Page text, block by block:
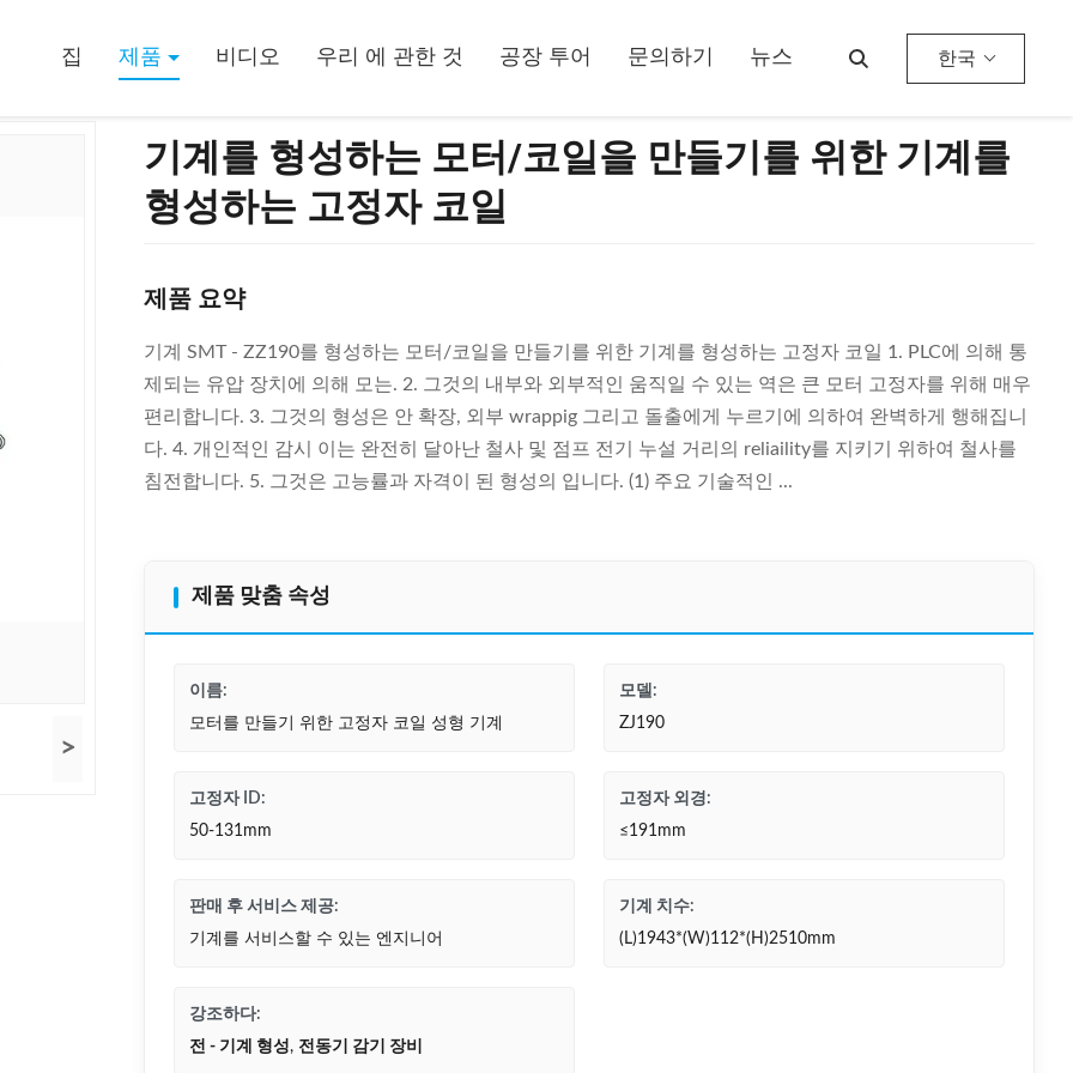
집 제품 비디오 우리 에 관한 것 공장 투어 문의하기 뉴스 한국
>
기계를 형성하는 모터/코일을 만들기를 위한 기계를
형성하는 고정자 코일
제품 요약
기계 SMT - ZZ190를 형성하는 모터/코일을 만들기를 위한 기계를 형성하는 고정자 코일 1. PLC에 의해 통
제되는 유압 장치에 의해 모는. 2. 그것의 내부와 외부적인 움직일 수 있는 역은 큰 모터 고정자를 위해 매우
편리합니다. 3. 그것의 형성은 안 확장, 외부 wrappig 그리고 돌출에게 누르기에 의하여 완벽하게 행해집니
다. 4. 개인적인 감시 이는 완전히 달아난 철사 및 점프 전기 누설 거리의 reliaility를 지키기 위하여 철사를
침전합니다. 5. 그것은 고능률과 자격이 된 형성의 입니다. (1) 주요 기술적인 ...
제품 맞춤 속성
이름:
모터를 만들기 위한 고정자 코일 성형 기계
모델:
ZJ190
고정자 ID:
50-131mm
고정자 외경:
≤191mm
판매 후 서비스 제공:
기계를 서비스할 수 있는 엔지니어
기계 치수:
(L)1943*(W)112*(H)2510mm
강조하다:
전 - 기계 형성, 전동기 감기 장비